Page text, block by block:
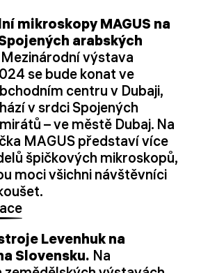
mikroskopy MAGUS na
arabských
Mezinárodní výstava
se bude konat ve
centru v Dubaji,
v srdci Spojených
– ve městě Dubaj. Na
MAGUS představí více
špičkových mikroskopů,
moci všichni návštěvníci
Levenhuk na
Slovensku. Na